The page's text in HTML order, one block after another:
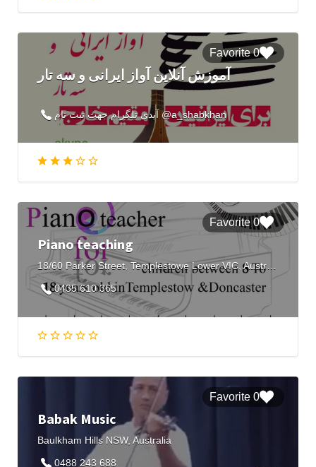
0 Favorite
آموزش آنلاین آواز ایرانی و سه تار
آیدی تلگرام جهت ثبت نام @a_shabkhan
0 Favorite
Piano teaching
18/60 Parker Street, Templestowe Lower VIC, Australia
0435 610 365
0 Favorite
Babak Music
Baulkham Hills NSW, Australia
0488 243 688